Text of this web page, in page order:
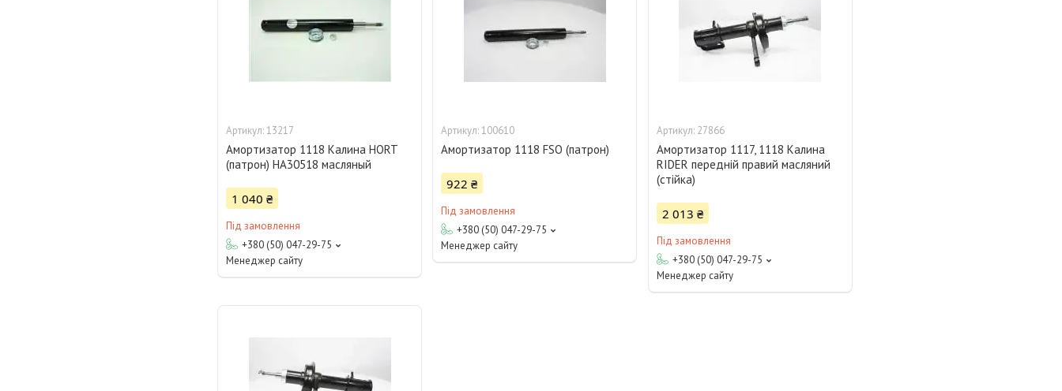
13217
Амортизатор 1118 Калина HORT
(патрон) HA30518 масляный
1 040 ₴
Під замовлення
+380 (50) 047-29-75
Менеджер сайту
100610
Амортизатор 1118 FSO (патрон)
922 ₴
Під замовлення
+380 (50) 047-29-75
Менеджер сайту
27866
Амортизатор 1117, 1118 Калина
RIDER передній правий масляний
(стійка)
2 013 ₴
Під замовлення
+380 (50) 047-29-75
Менеджер сайту